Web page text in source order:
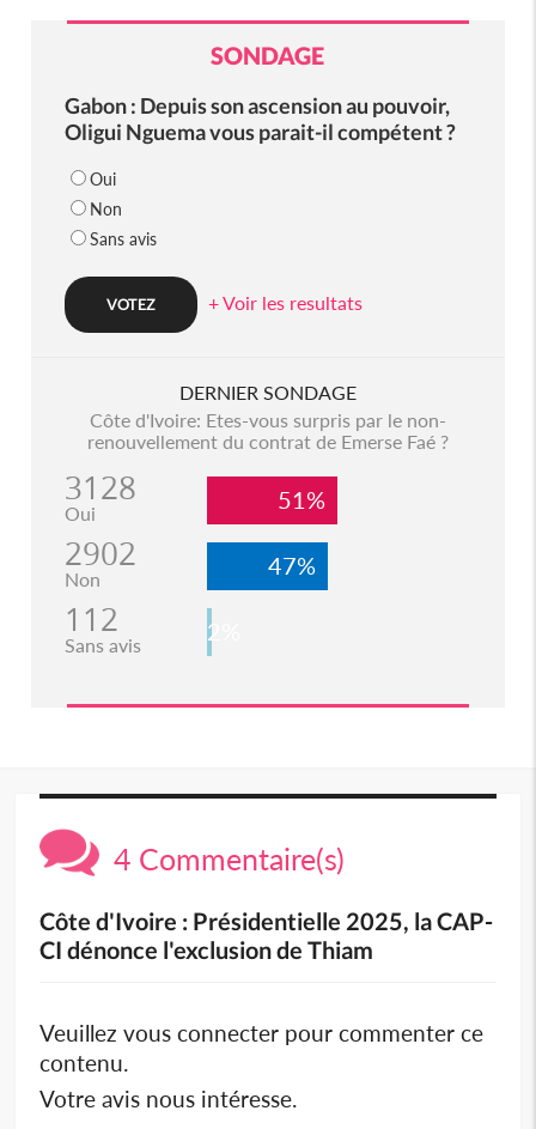
SONDAGE
Gabon : Depuis son ascension au pouvoir,
Oligui Nguema vous parait-il compétent ?
Oui
Non
Sans avis
+ Voir les resultats
DERNIER SONDAGE
Côte d'Ivoire: Etes-vous surpris par le non-
renouvellement du contrat de Emerse Faé ?
3128
Oui 51%
2902
Non 47%
112
Sans avis 2%
4 Commentaire(s)
Côte d'Ivoire : Présidentielle 2025, la CAP-
CI dénonce l'exclusion de Thiam
Veuillez vous connecter pour commenter ce
contenu.
Votre avis nous intéresse.